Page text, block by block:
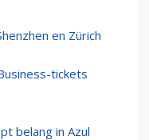
en Zürich
tickets
belang in Azul